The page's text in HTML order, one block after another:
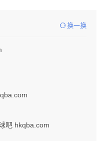
换一换
吧 hkqba.com